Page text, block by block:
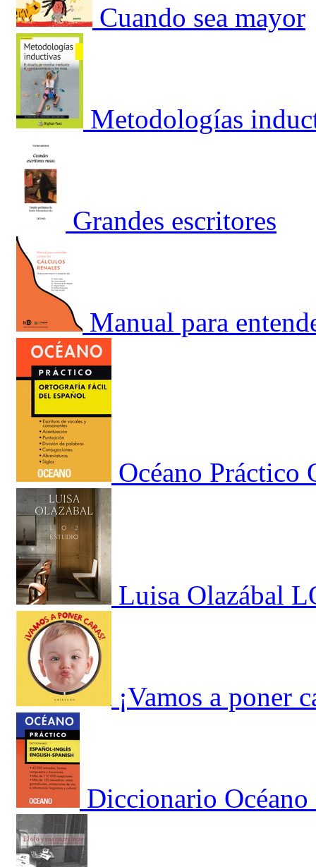
Cuando sea mayor
Metodologías
Grandes escritores
Manual para
Océano Práctico
Luisa Olazábal
¡Vamos a poner
Diccionario